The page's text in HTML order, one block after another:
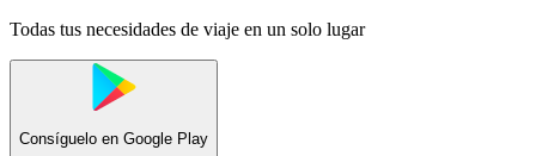
Todas tus necesidades de viaje en un solo lugar
Consíguelo en Google Play